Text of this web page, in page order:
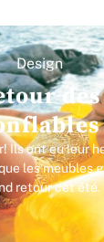
Design
Ils ont eu leur
les meubles
retour cet été.